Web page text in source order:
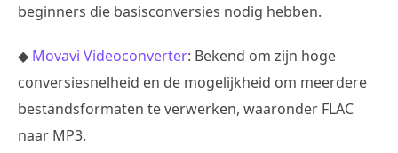
beginners die basisconversies nodig hebben.
◆ Movavi Videoconverter: Bekend om zijn hoge
conversiesnelheid en de mogelijkheid om meerdere
bestandsformaten te verwerken, waaronder FLAC
naar MP3.